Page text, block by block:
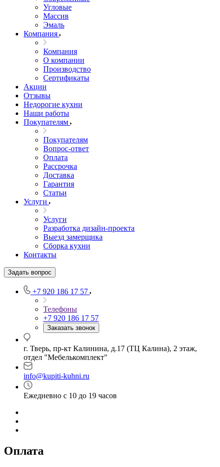
Угловые
Массив
Эмаль
Компания
Компания
О компании
Производство
Сертификаты
Акции
Отзывы
Недорогие кухни
Наши работы
Покупателям
Покупателям
Вопрос-ответ
Оплата
Рассрочка
Доставка
Гарантия
Статьи
Услуги
Услуги
Разработка дизайн-проекта
Выезд замерщика
Сборка кухни
Контакты
Задать вопрос
+7 920 186 17 57
Телефоны
+7 920 186 17 57
Заказать звонок
г. Тверь, пр-кт Калинина, д.17 (ТЦ Калина), 2 этаж,
отдел "Мебелькомплект"
info@kupiti-kuhni.ru
Ежедневно с 10 до 19 часов
Оплата